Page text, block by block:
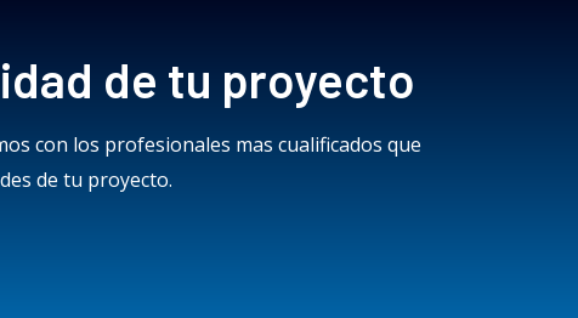
de tu proyecto
con los profesionales mas cualificados que
de tu proyecto.